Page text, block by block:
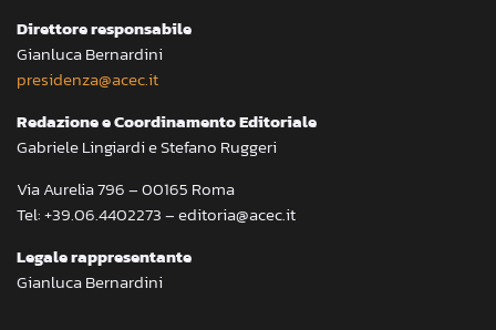
Direttore responsabile
Gianluca Bernardini
presidenza@acec.it
Redazione e Coordinamento Editoriale
Gabriele Lingiardi e Stefano Ruggeri
Via Aurelia 796 – 00165 Roma
Tel: +39.06.4402273 – editoria@acec.it
Legale rappresentante
Gianluca Bernardini